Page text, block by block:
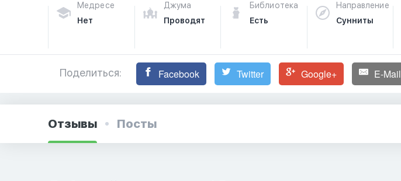
Медресе
Нет
Джума
Проводят
Библиотека
Есть
Направление
Сунниты
Поделиться: Facebook Twitter Google+ E-Mail
Отзывы Посты